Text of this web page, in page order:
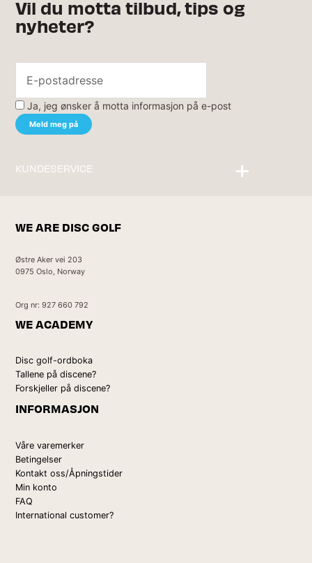
Vil du motta tilbud, tips og
nyheter?
Ja, jeg ønsker å motta informasjon på e-post
KUNDESERVICE
WE ARE DISC GOLF
Østre Aker vei 203
0975 Oslo, Norway
Org nr: 927 660 792
WE ACADEMY
Disc golf-ordboka
Tallene på discene?
Forskjeller på discene?
INFORMASJON
Våre varemerker
Betingelser
Kontakt oss/Åpningstider
Min konto
FAQ
International customer?